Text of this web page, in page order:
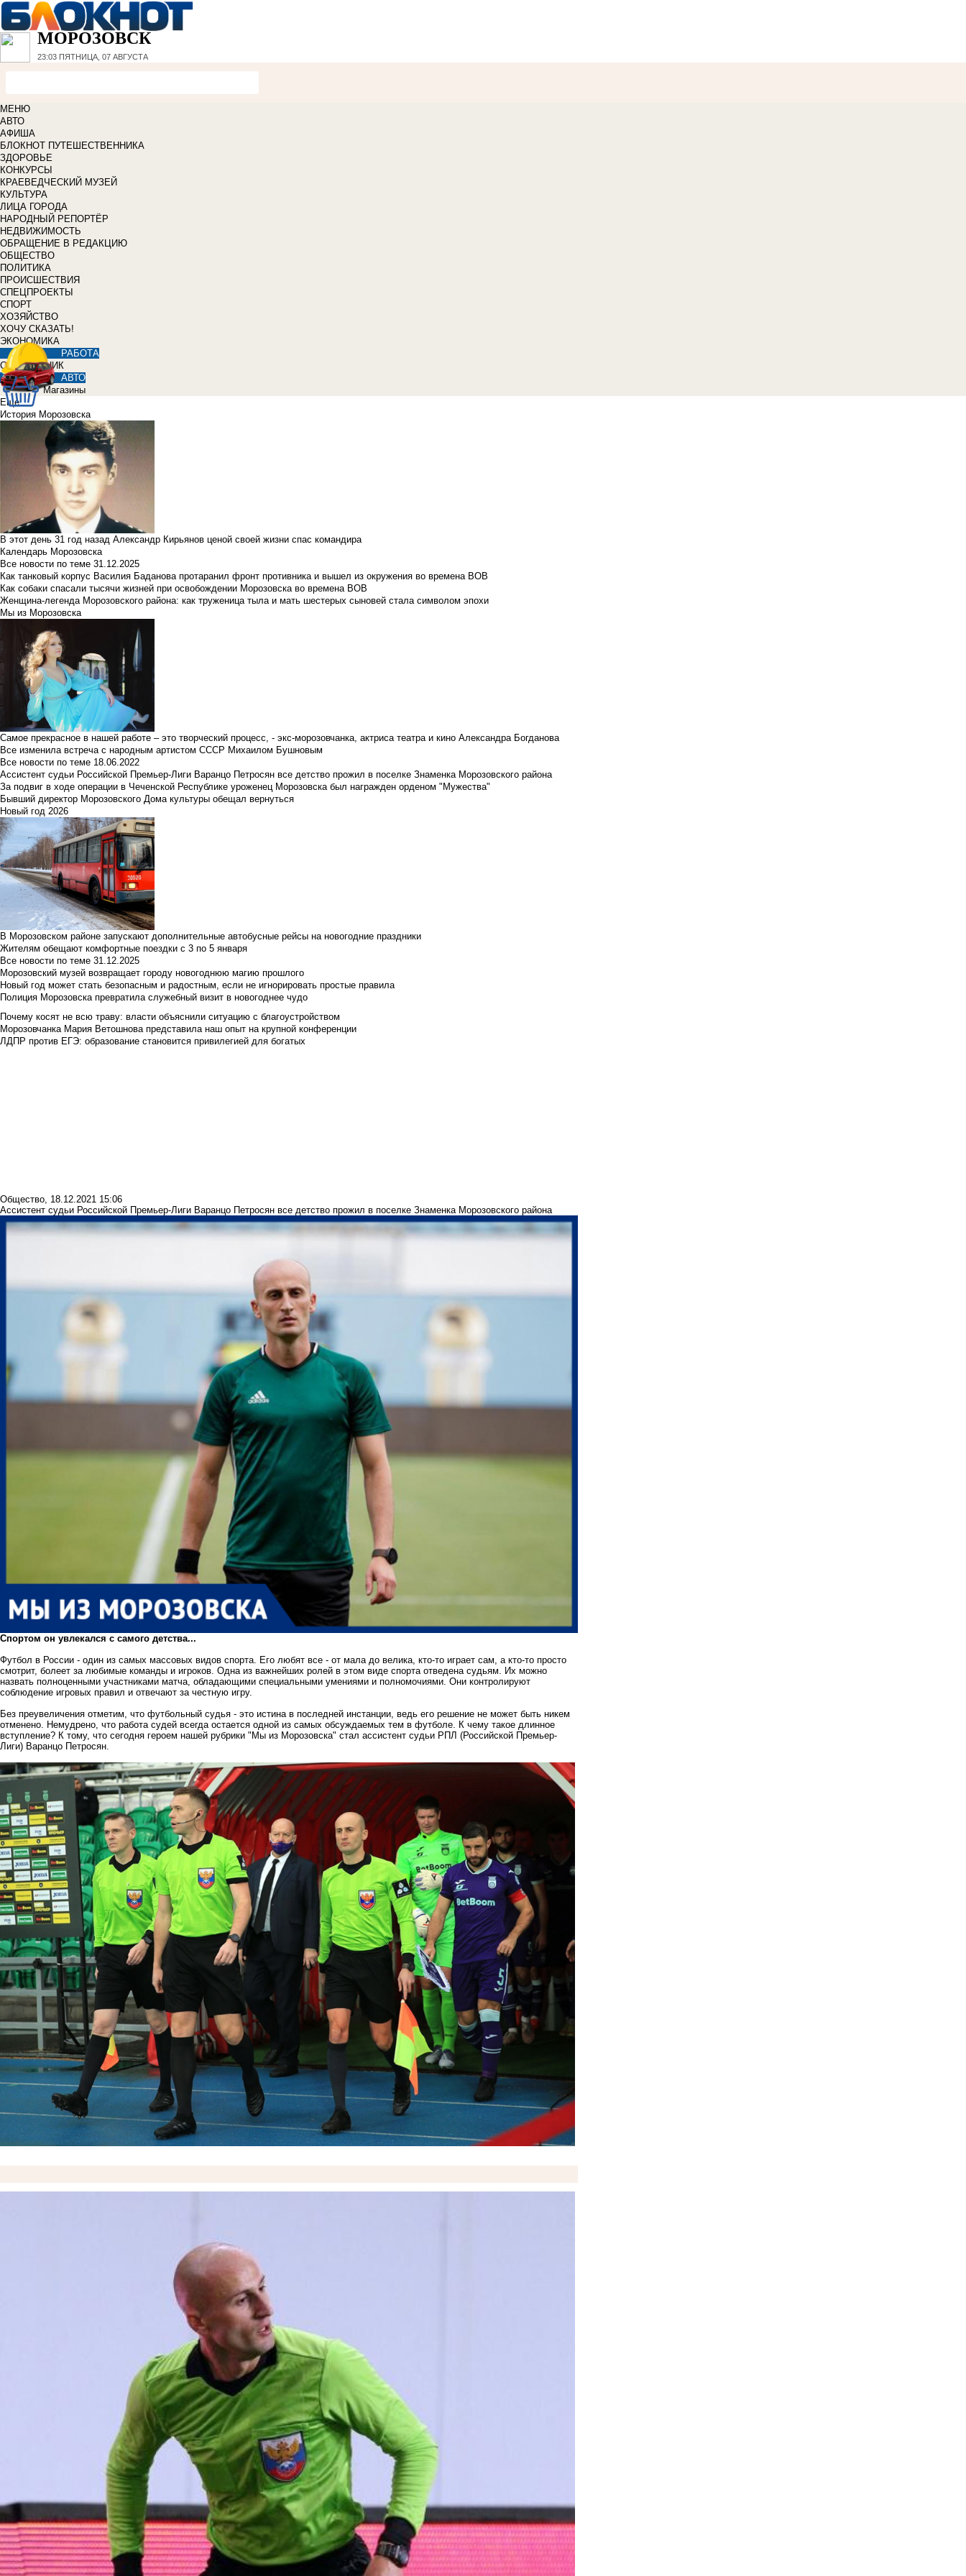
МОРОЗОВСК
23:03 ПЯТНИЦА, 07 АВГУСТА
МЕНЮ
АВТО
АФИША
БЛОКНОТ ПУТЕШЕСТВЕННИКА
ЗДОРОВЬЕ
КОНКУРСЫ
КРАЕВЕДЧЕСКИЙ МУЗЕЙ
КУЛЬТУРА
ЛИЦА ГОРОДА
НАРОДНЫЙ РЕПОРТЁР
НЕДВИЖИМОСТЬ
ОБРАЩЕНИЕ В РЕДАКЦИЮ
ОБЩЕСТВО
ПОЛИТИКА
ПРОИСШЕСТВИЯ
СПЕЦПРОЕКТЫ
СПОРТ
ХОЗЯЙСТВО
ХОЧУ СКАЗАТЬ!
ЭКОНОМИКА
РАБОТА
СПРАВОЧНИК
АВТО
Магазины
Еще
История Морозовска
В этот день 31 год назад Александр Кирьянов ценой своей жизни спас командира
Календарь Морозовска
Все новости по теме 31.12.2025
Как танковый корпус Василия Баданова протаранил фронт противника и вышел из окружения во времена ВОВ
Как собаки спасали тысячи жизней при освобождении Морозовска во времена ВОВ
Женщина-легенда Морозовского района: как труженица тыла и мать шестерых сыновей стала символом эпохи
Мы из Морозовска
Самое прекрасное в нашей работе – это творческий процесс, - экс-морозовчанка, актриса театра и кино Александра Богданова
Все изменила встреча с народным артистом СССР Михаилом Бушновым
Все новости по теме 18.06.2022
Ассистент судьи Российской Премьер-Лиги Варанцо Петросян все детство прожил в поселке Знаменка Морозовского района
За подвиг в ходе операции в Чеченской Республике уроженец Морозовска был награжден орденом "Мужества"
Бывший директор Морозовского Дома культуры обещал вернуться
Новый год 2026
В Морозовском районе запускают дополнительные автобусные рейсы на новогодние праздники
Жителям обещают комфортные поездки с 3 по 5 января
Все новости по теме 31.12.2025
Морозовский музей возвращает городу новогоднюю магию прошлого
Новый год может стать безопасным и радостным, если не игнорировать простые правила
Полиция Морозовска превратила служебный визит в новогоднее чудо
Почему косят не всю траву: власти объяснили ситуацию с благоустройством
Морозовчанка Мария Ветошнова представила наш опыт на крупной конференции
ЛДПР против ЕГЭ: образование становится привилегией для богатых
Общество, 18.12.2021 15:06
Ассистент судьи Российской Премьер-Лиги Варанцо Петросян все детство прожил в поселке Знаменка Морозовского района
Спортом он увлекался с самого детства...
Футбол в России - один из самых массовых видов спорта. Его любят все - от мала до велика, кто-то играет сам, а кто-то просто
смотрит, болеет за любимые команды и игроков. Одна из важнейших ролей в этом виде спорта отведена судьям. Их можно
назвать полноценными участниками матча, обладающими специальными умениями и полномочиями. Они контролируют
соблюдение игровых правил и отвечают за честную игру.
Без преувеличения отметим, что футбольный судья - это истина в последней инстанции, ведь его решение не может быть никем
отменено. Немудрено, что работа судей всегда остается одной из самых обсуждаемых тем в футболе. К чему такое длинное
вступление? К тому, что сегодня героем нашей рубрики "Мы из Морозовска" стал ассистент судьи РПЛ (Российской Премьер-
Лиги) Варанцо Петросян.